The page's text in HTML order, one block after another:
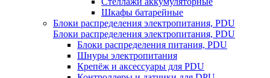
Шкафы батарейные
Блоки распределения электропитания, PDU
Блоки распределения электропитания, PDU
Блоки распределения питания, PDU
Шнуры электропитания
Крепёж и аксессуары для PDU